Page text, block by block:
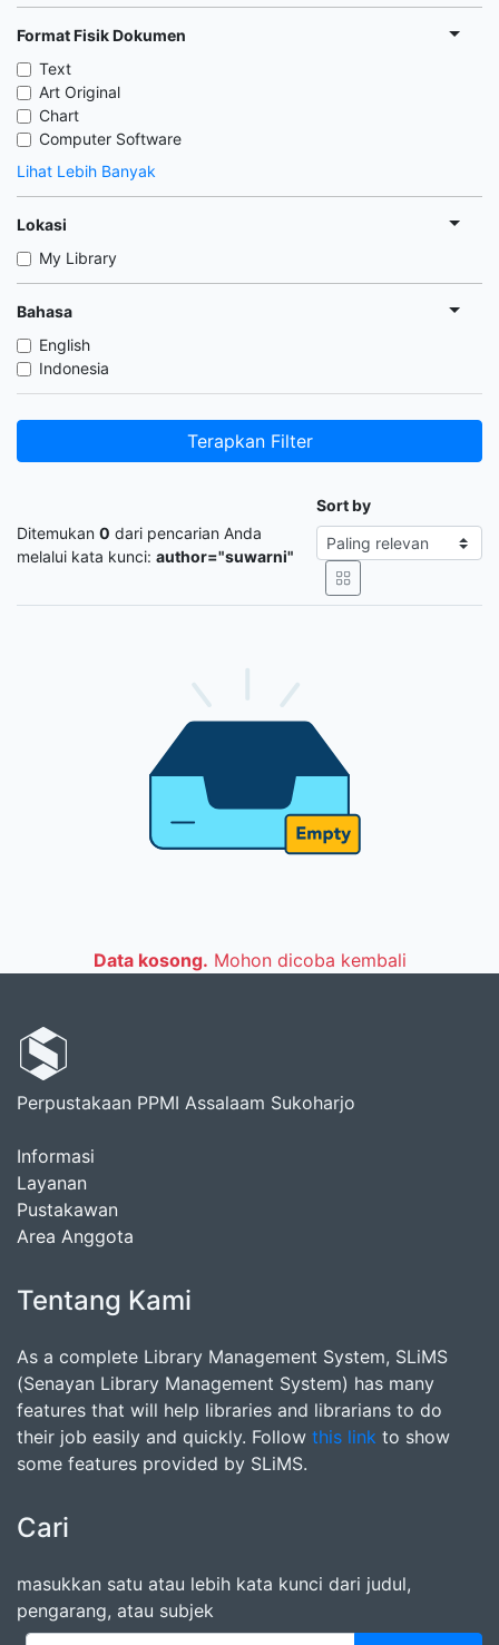
Format Fisik Dokumen
Text
Art Original
Chart
Computer Software
Lihat Lebih Banyak
Lokasi
My Library
Bahasa
English
Indonesia
Terapkan Filter
Ditemukan 0 dari pencarian Anda
melalui kata kunci: author="suwarni"
Sort by
Data kosong. Mohon dicoba kembali
Perpustakaan PPMI Assalaam Sukoharjo
Informasi
Layanan
Pustakawan
Area Anggota
Tentang Kami
As a complete Library Management System, SLiMS
(Senayan Library Management System) has many
features that will help libraries and librarians to do
their job easily and quickly. Follow this link to show
some features provided by SLiMS.
Cari
masukkan satu atau lebih kata kunci dari judul,
pengarang, atau subjek